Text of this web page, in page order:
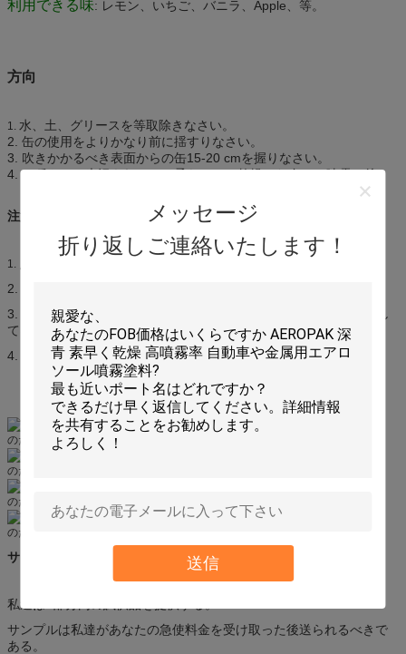
メッセージ
折り返しご連絡いたします！
送信
利用できる味: レモン、いちご、バニラ、Apple、等。
方向
1. 水、土、グリースを等取除きなさい。
2. 缶の使用をよりかなり前に揺すりなさい。
3. 吹きかかるべき表面からの缶15-20 cmを握りなさい。
4. 、穏やかに光沢きれいで、柔らかい、乾燥した布との噴霧の後。
注意
1.
2. 涼しい、乾燥した場所（45°C）の店;直接日光を避けなさい。
3. 、穴をあけるために激しく打たなければ、または缶を焼却処分し
てはいけない。
4. 子供の届かない保ちなさい。
サンプル
私達は2部分内の試供品を提供する。
サンプルは私達があなたの急使料金を受け取った後送られるべきで
ある。